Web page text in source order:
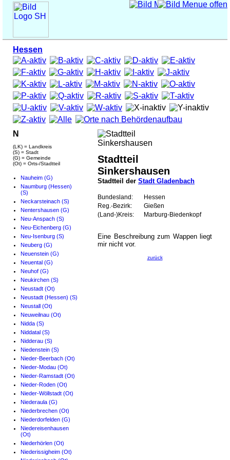
Hessen
N
(LK) = Landkreis
(S) = Stadt
(G) = Gemeinde
(Ot) = Orts-/Stadtteil
Nauheim (G)
Naumburg (Hessen)
(S)
Neckarsteinach (S)
Nentershausen (G)
Neu-Anspach (S)
Neu-Eichenberg (G)
Neu-Isenburg (S)
Neuberg (G)
Neuenstein (G)
Neuental (G)
Neuhof (G)
Neukirchen (S)
Neustadt (Ot)
Neustadt (Hessen) (S)
Neustall (Ot)
Neuweilnau (Ot)
Nidda (S)
Niddatal (S)
Nidderau (S)
Niedenstein (S)
Nieder-Beerbach (Ot)
Nieder-Modau (Ot)
Nieder-Ramstadt (Ot)
Nieder-Roden (Ot)
Nieder-Wöllstadt (Ot)
Niederaula (G)
Niederbrechen (Ot)
Niederdorfelden (G)
Niedereisenhausen
(Ot)
Niederhörlen (Ot)
Niederissigheim (Ot)
Stadtteil
Sinkershausen
Stadtteil der Stadt Gladenbach
Bundesland:
Hessen
Reg.-Bezirk:
Gießen
(Land-)Kreis:
Marburg-Biedenkopf
Eine Beschreibung zum Wappen liegt
mir nicht vor.
zurück